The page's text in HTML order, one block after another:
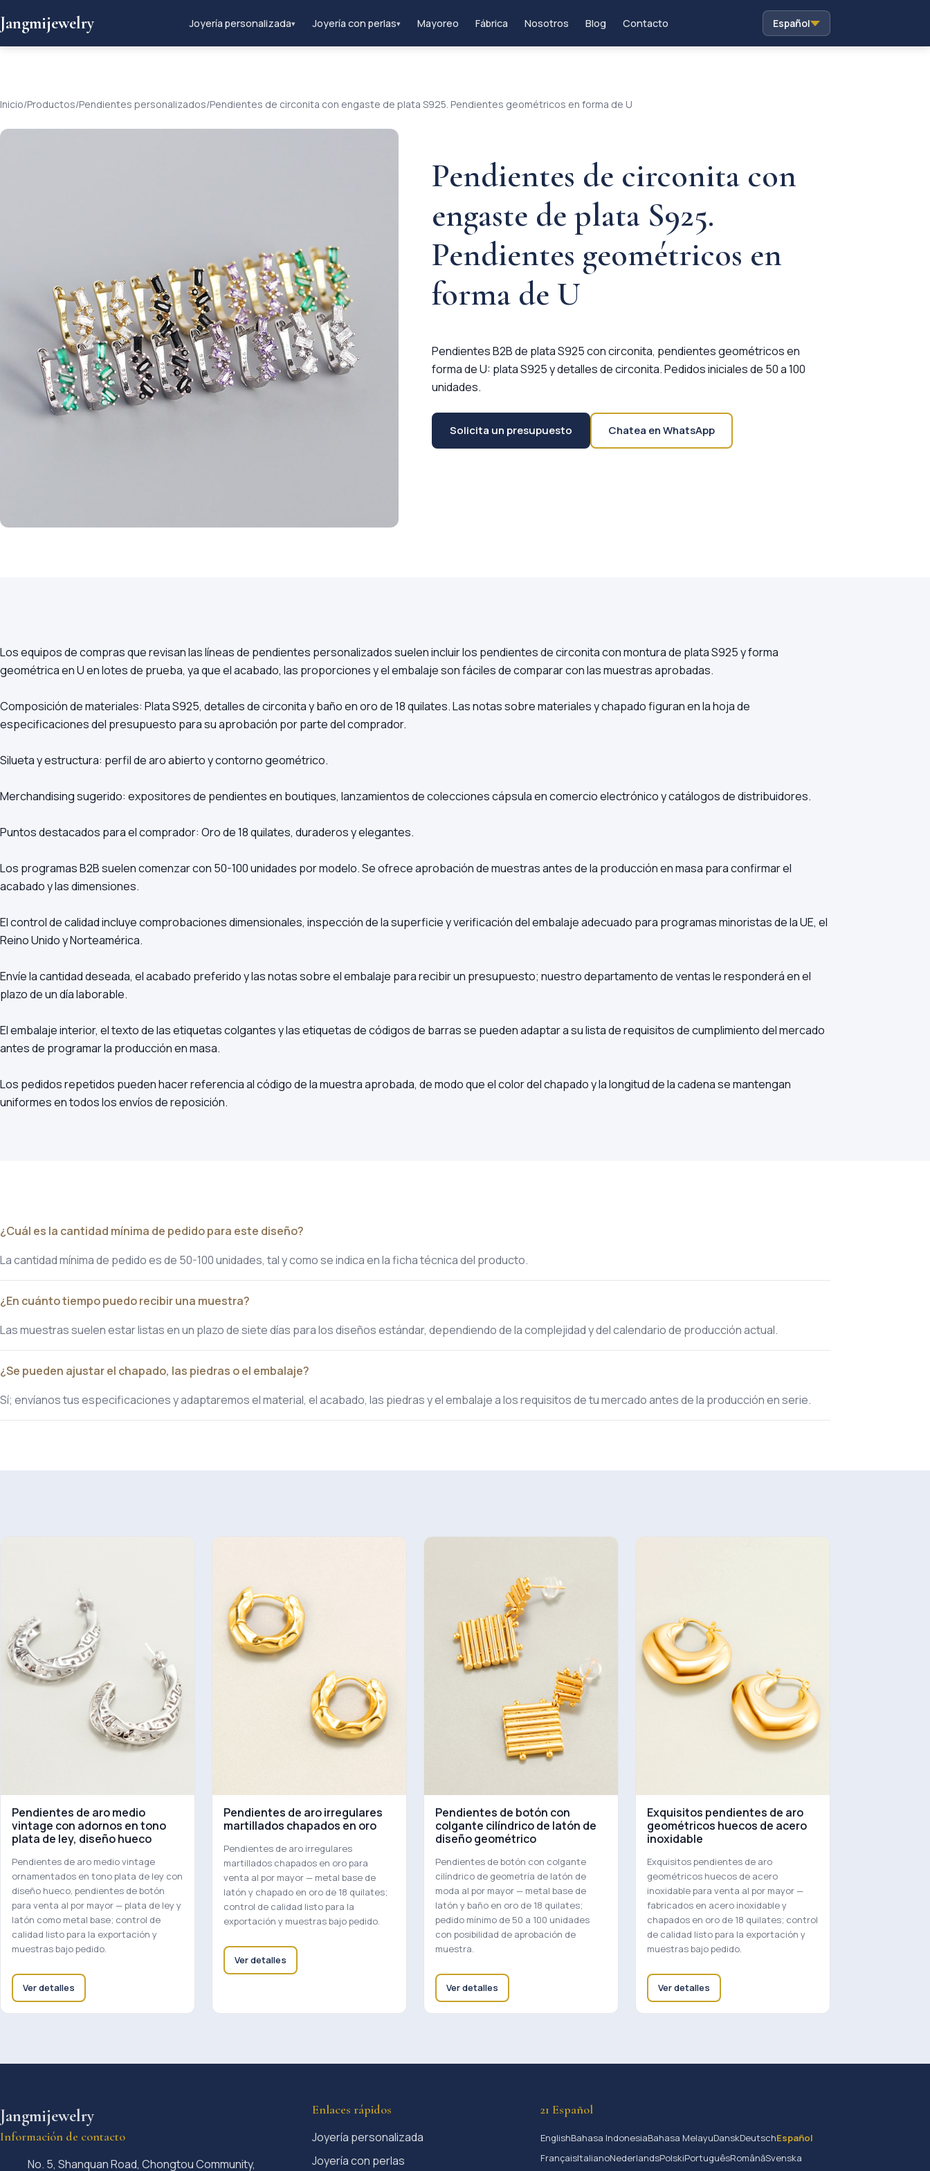
Jangmijewelry Joyería personalizada▾ Joyería con perlas▾ Mayoreo Fábrica Nosotros Blog Contacto Español
Inicio/Productos/Pendientes personalizados/Pendientes de circonita con engaste de plata S925. Pendientes geométricos en forma de U
Pendientes de circonita con
engaste de plata S925.
Pendientes geométricos en
forma de U
Pendientes B2B de plata S925 con circonita, pendientes geométricos en
forma de U: plata S925 y detalles de circonita. Pedidos iniciales de 50 a 100
unidades.
Solicita un presupuesto Chatea en WhatsApp
Los equipos de compras que revisan las líneas de pendientes personalizados suelen incluir los pendientes de circonita con montura de plata S925 y forma
geométrica en U en lotes de prueba, ya que el acabado, las proporciones y el embalaje son fáciles de comparar con las muestras aprobadas.
Composición de materiales: Plata S925, detalles de circonita y baño en oro de 18 quilates. Las notas sobre materiales y chapado figuran en la hoja de
especificaciones del presupuesto para su aprobación por parte del comprador.
Silueta y estructura: perfil de aro abierto y contorno geométrico.
Merchandising sugerido: expositores de pendientes en boutiques, lanzamientos de colecciones cápsula en comercio electrónico y catálogos de distribuidores.
Puntos destacados para el comprador: Oro de 18 quilates, duraderos y elegantes.
Los programas B2B suelen comenzar con 50-100 unidades por modelo. Se ofrece aprobación de muestras antes de la producción en masa para confirmar el
acabado y las dimensiones.
El control de calidad incluye comprobaciones dimensionales, inspección de la superficie y verificación del embalaje adecuado para programas minoristas de la UE, el
Reino Unido y Norteamérica.
Envíe la cantidad deseada, el acabado preferido y las notas sobre el embalaje para recibir un presupuesto; nuestro departamento de ventas le responderá en el
plazo de un día laborable.
El embalaje interior, el texto de las etiquetas colgantes y las etiquetas de códigos de barras se pueden adaptar a su lista de requisitos de cumplimiento del mercado
antes de programar la producción en masa.
Los pedidos repetidos pueden hacer referencia al código de la muestra aprobada, de modo que el color del chapado y la longitud de la cadena se mantengan
uniformes en todos los envíos de reposición.
¿Cuál es la cantidad mínima de pedido para este diseño?
La cantidad mínima de pedido es de 50-100 unidades, tal y como se indica en la ficha técnica del producto.
¿En cuánto tiempo puedo recibir una muestra?
Las muestras suelen estar listas en un plazo de siete días para los diseños estándar, dependiendo de la complejidad y del calendario de producción actual.
¿Se pueden ajustar el chapado, las piedras o el embalaje?
Sí; envíanos tus especificaciones y adaptaremos el material, el acabado, las piedras y el embalaje a los requisitos de tu mercado antes de la producción en serie.
Pendientes de aro medio
vintage con adornos en tono
plata de ley, diseño hueco
Pendientes de aro medio vintage
ornamentados en tono plata de ley con
diseño hueco, pendientes de botón
para venta al por mayor — plata de ley y
latón como metal base; control de
calidad listo para la exportación y
muestras bajo pedido.
Ver detalles
Pendientes de aro irregulares
martillados chapados en oro
Pendientes de aro irregulares
martillados chapados en oro para
venta al por mayor — metal base de
latón y chapado en oro de 18 quilates;
control de calidad listo para la
exportación y muestras bajo pedido.
Ver detalles
Pendientes de botón con
colgante cilíndrico de latón de
diseño geométrico
Pendientes de botón con colgante
cilíndrico de geometría de latón de
moda al por mayor — metal base de
latón y baño en oro de 18 quilates;
pedido mínimo de 50 a 100 unidades
con posibilidad de aprobación de
muestra.
Ver detalles
Exquisitos pendientes de aro
geométricos huecos de acero
inoxidable
Exquisitos pendientes de aro
geométricos huecos de acero
inoxidable para venta al por mayor —
fabricados en acero inoxidable y
chapados en oro de 18 quilates; control
de calidad listo para la exportación y
muestras bajo pedido.
Ver detalles
Jangmijewelry
Información de contacto
No. 5, Shanquan Road, Chongtou Community,
Enlaces rápidos
Joyería personalizada
Joyería con perlas
21 Español
EnglishBahasa IndonesiaBahasa MelayuDanskDeutschEspañol
FrançaisItalianoNederlandsPolskiPortuguêsRomânăSvenska